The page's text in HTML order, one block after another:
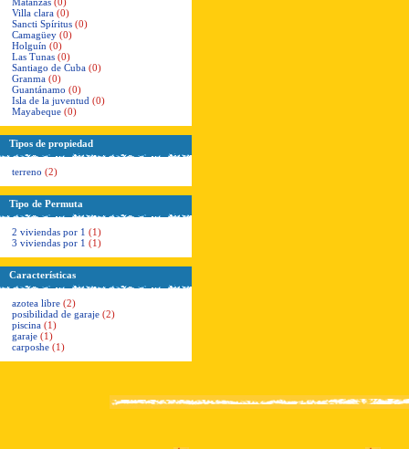
Villa clara (0)
Sancti Spíritus (0)
Camagüey (0)
Holguín (0)
Las Tunas (0)
Santiago de Cuba (0)
Granma (0)
Guantánamo (0)
Isla de la juventud (0)
Mayabeque (0)
Tipos de propiedad
terreno (2)
Tipo de Permuta
2 viviendas por 1 (1)
3 viviendas por 1 (1)
Características
azotea libre (2)
posibilidad de garaje (2)
piscina (1)
garaje (1)
carposhe (1)